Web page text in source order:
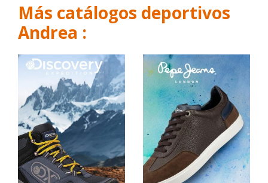
Más catálogos deportivos
Andrea :